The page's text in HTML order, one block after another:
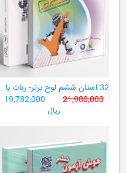
32 استان ششم لوح برتر- ربات باهوش ششم ((به همراه سامانۀ آزمون‌ساز رایگان))
21,980,000
19,782,000
ریال